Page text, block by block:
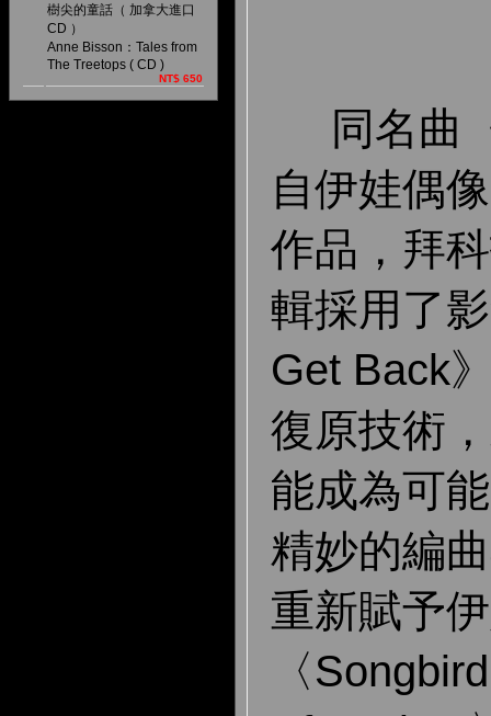
樹尖的童話（ 加拿大進口
CD ）
Anne Bisson：Tales from
The Treetops ( CD )
NT$ 650
同名曲
自伊娃偶
作品，拜
輯採用了
Get Back
復原技術
能成為可
精妙的編
重新賦予
〈